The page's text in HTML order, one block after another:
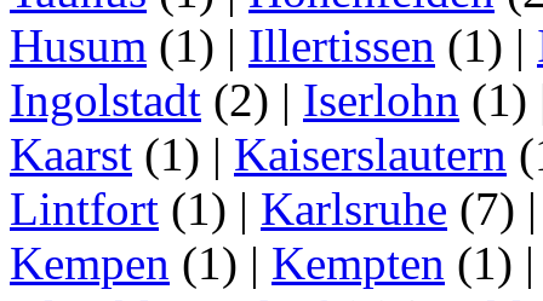
Husum (1) | Illertissen (1) |
Ingolstadt (2) | Iserlohn (1)
Kaarst (1) | Kaiserslautern
Lintfort (1) | Karlsruhe (7)
Kempen (1) | Kempten (1)